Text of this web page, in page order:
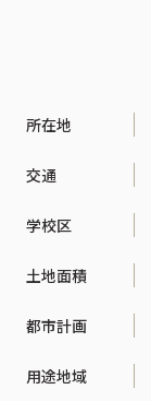
所在地
交通
学校区
土地面積
都市計画
用途地域